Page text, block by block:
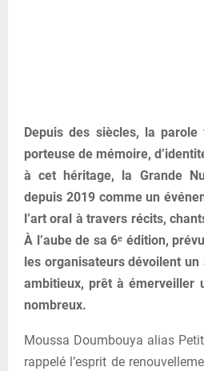
Depuis des siècles, la parole
porteuse de mémoire,
à cet héritage, la Grande
depuis 2019 comme un
l’art oral à travers récits,
À l’aube de sa 6ᵉ édition,
les organisateurs dévoilent
ambitieux, prêt à émerveiller
nombreux.
Moussa Doumbouya alias
rappelé l’esprit de